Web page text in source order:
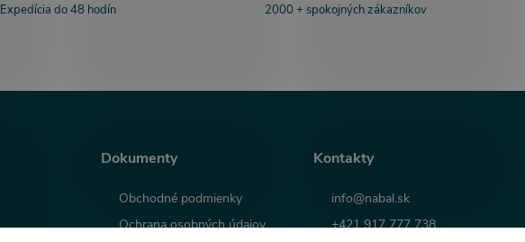
Expedícia do 48 hodín 2000 + spokojných zákazníkov
Dokumenty
Obchodné podmienky
Ochrana osobných údajov
Kontakty
info@nabal.sk
+421 917 777 738